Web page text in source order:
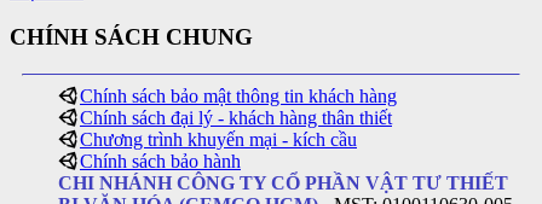
CHÍNH SÁCH CHUNG
Chính sách bảo mật thông tin khách hàng
Chính sách đại lý - khách hàng thân thiết
Chương trình khuyến mại - kích cầu
Chính sách bảo hành
CHI NHÁNH CÔNG TY CỔ PHẦN VẬT TƯ THIẾT